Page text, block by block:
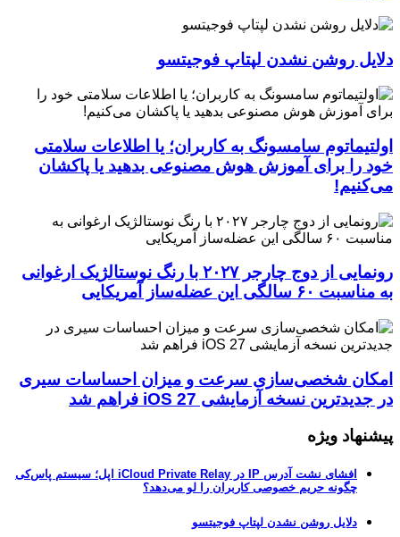
دلایل روشن نشدن لپتاپ فوجیتسو
اولتیماتوم سامسونگ به کاربران؛ یا اطلاعات سلامتی
خود را برای آموزش هوش مصنوعی بدهید یا پاکشان
می‌کنیم!
رونمایی از دوج چارجر ۲۰۲۷ با رنگ نوستالژیک ارغوانی
به مناسبت ۶۰ سالگی این عضله‌ساز آمریکایی
امکان شخصی‌سازی سرعت و میزان احساسات سیری
در جدیدترین نسخه آزمایشی iOS 27 فراهم شد
پیشنهاد ویژه
افشای نشت آدرس IP در iCloud Private Relay اپل؛ سیستم پاس‌کی
چگونه حریم خصوصی کاربران را لو می‌دهد؟
دلایل روشن نشدن لپتاپ فوجیتسو